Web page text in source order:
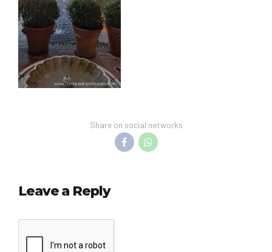
Share on social networks
Leave a Reply